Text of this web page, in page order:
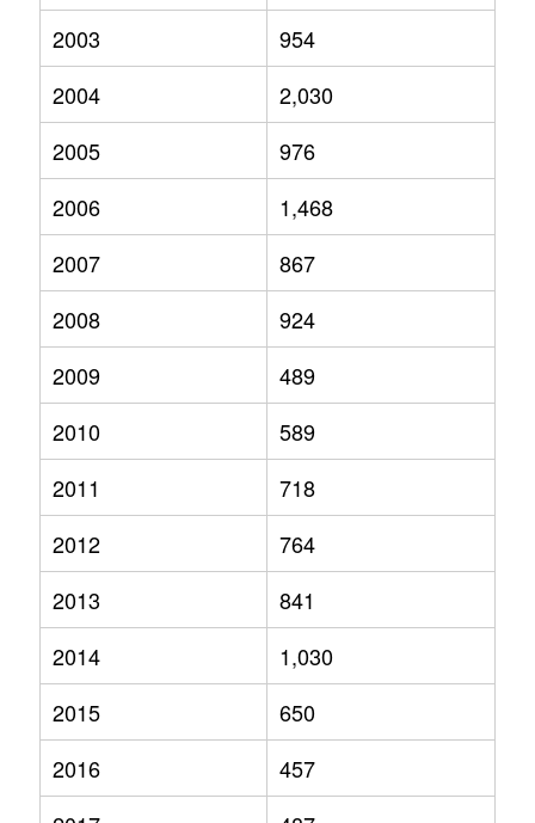
2003
954
2004
2,030
2005
976
2006
1,468
2007
867
2008
924
2009
489
2010
589
2011
718
2012
764
2013
841
2014
1,030
2015
650
2016
457